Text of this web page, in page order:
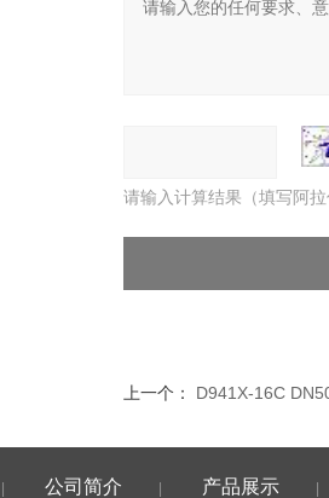
请输入计算结果（填写阿
上一个： D941X-16C
公司简介 产品展示